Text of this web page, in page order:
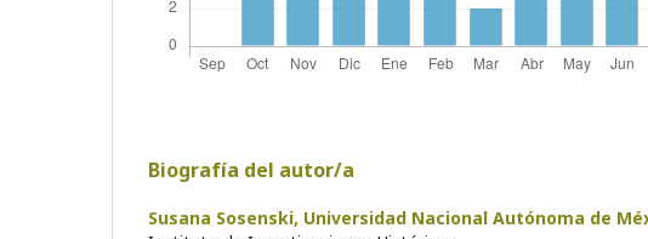
Biografía del autor/a
Susana Sosenski, Universidad Nacional Autónoma de